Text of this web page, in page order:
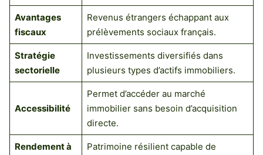
Avantages
fiscaux
Revenus étrangers échappant aux
prélèvements sociaux français.
Stratégie
sectorielle
Investissements diversifiés dans
plusieurs types d’actifs immobiliers.
Accessibilité
Permet d’accéder au marché
immobilier sans besoin d’acquisition
directe.
Rendement à
Patrimoine résilient capable de